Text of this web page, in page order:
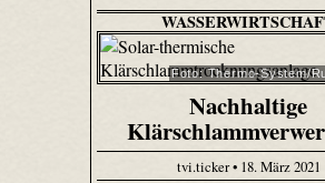
Foto: Thermo-System/
Nachhaltige
tvi.ticker • 18. März 2021